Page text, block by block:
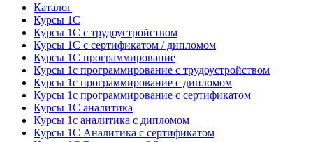
Каталог
Курсы 1С
Курсы 1С с трудоустройством
Курсы 1С с сертификатом / дипломом
Курсы 1С программирование
Курсы 1с программирование с трудоустройством
Курсы 1с программирование с дипломом
Курсы 1с программирование с сертификатом
Курсы 1С аналитика
Курсы 1с аналитика с дипломом
Курсы 1С Аналитика с сертификатом